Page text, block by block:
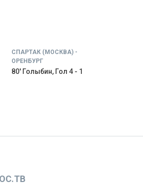
СПАРТАК (МОСКВА) -
ОРЕНБУРГ
80' Голыбин, Гол 4 - 1